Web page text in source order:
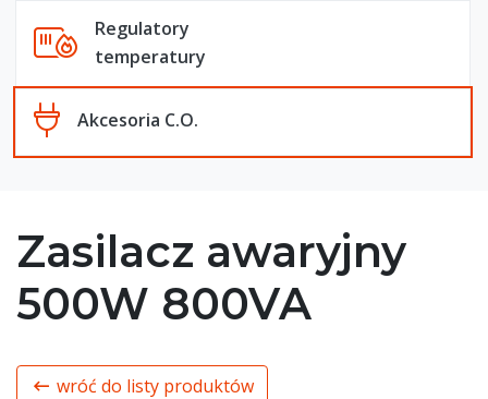
Regulatory
temperatury
Akcesoria C.O.
Zasilacz awaryjny
500W 800VA
wróć do listy produktów